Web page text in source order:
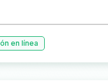
en línea